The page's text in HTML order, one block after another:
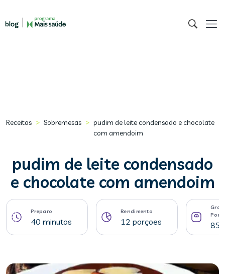
Receitas > Sobremesas > pudim de leite condensado e chocolate
com amendoim
pudim de leite condensado
e chocolate com amendoim
Preparo
40 minutos
Rendimento
12 porçoes 85